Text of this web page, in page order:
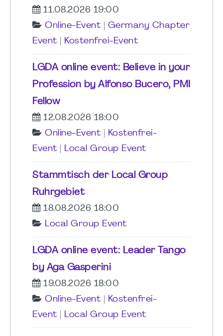
11.08.2026 19:00
Online-Event
Germany Chapter
Event
Kostenfrei-Event
LGDA online event: Believe in your
Profession by Alfonso Bucero, PMI
Fellow
12.08.2026 18:00
Online-Event
Kostenfrei-
Event
Local Group Event
Stammtisch der Local Group
Ruhrgebiet
18.08.2026 18:00
Local Group Event
LGDA online event: Leader Tango
by Aga Gasperini
19.08.2026 18:00
Online-Event
Kostenfrei-
Event
Local Group Event